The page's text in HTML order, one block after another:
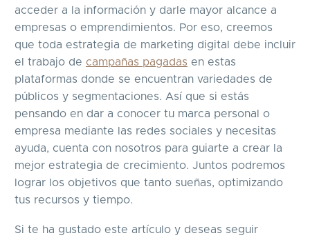
acceder a la información y darle mayor alcance a
empresas o emprendimientos. Por eso, creemos
que toda estrategia de marketing digital debe incluir
el trabajo de campañas pagadas en estas
plataformas donde se encuentran variedades de
públicos y segmentaciones. Así que si estás
pensando en dar a conocer tu marca personal o
empresa mediante las redes sociales y necesitas
ayuda, cuenta con nosotros para guiarte a crear la
mejor estrategia de crecimiento. Juntos podremos
lograr los objetivos que tanto sueñas, optimizando
tus recursos y tiempo.
Si te ha gustado este artículo y deseas seguir